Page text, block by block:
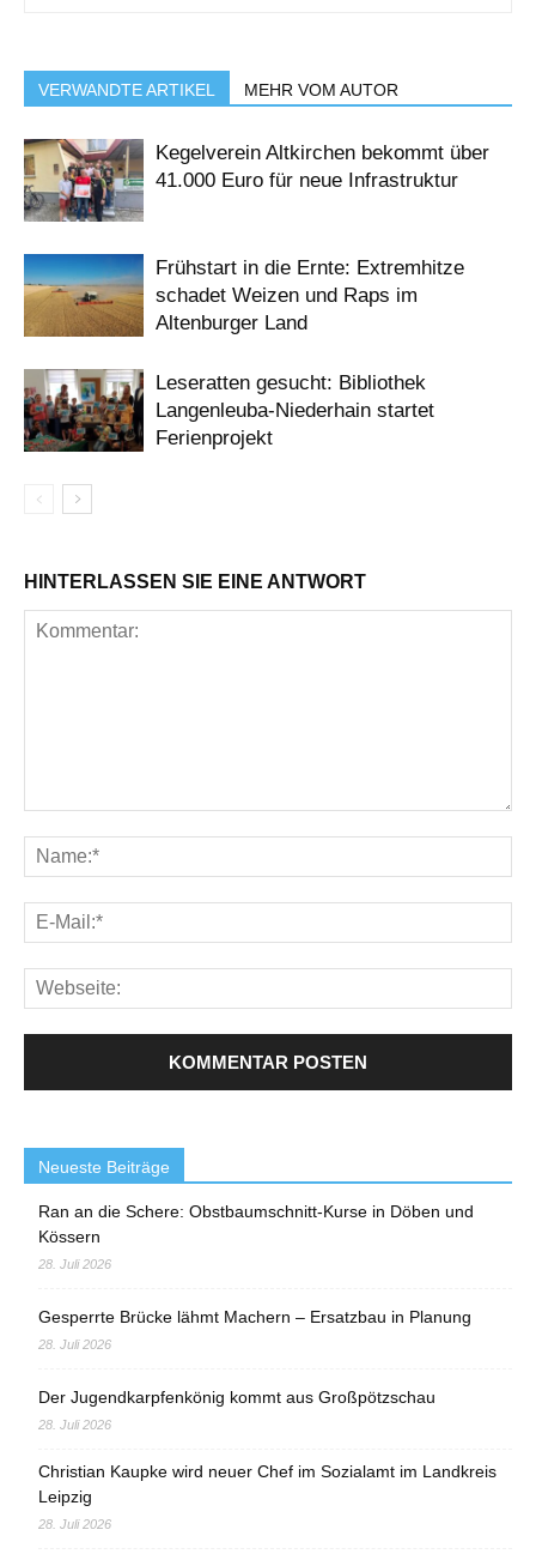
VERWANDTE ARTIKEL MEHR VOM AUTOR
Kegelverein Altkirchen bekommt über
41.000 Euro für neue Infrastruktur
Frühstart in die Ernte: Extremhitze
schadet Weizen und Raps im
Altenburger Land
Leseratten gesucht: Bibliothek
Langenleuba-Niederhain startet
Ferienprojekt
HINTERLASSEN SIE EINE ANTWORT
Neueste Beiträge
Ran an die Schere: Obstbaumschnitt-Kurse in Döben und
Kössern
28. Juli 2026
Gesperrte Brücke lähmt Machern – Ersatzbau in Planung
28. Juli 2026
Der Jugendkarpfenkönig kommt aus Großpötzschau
28. Juli 2026
Christian Kaupke wird neuer Chef im Sozialamt im Landkreis
Leipzig
28. Juli 2026